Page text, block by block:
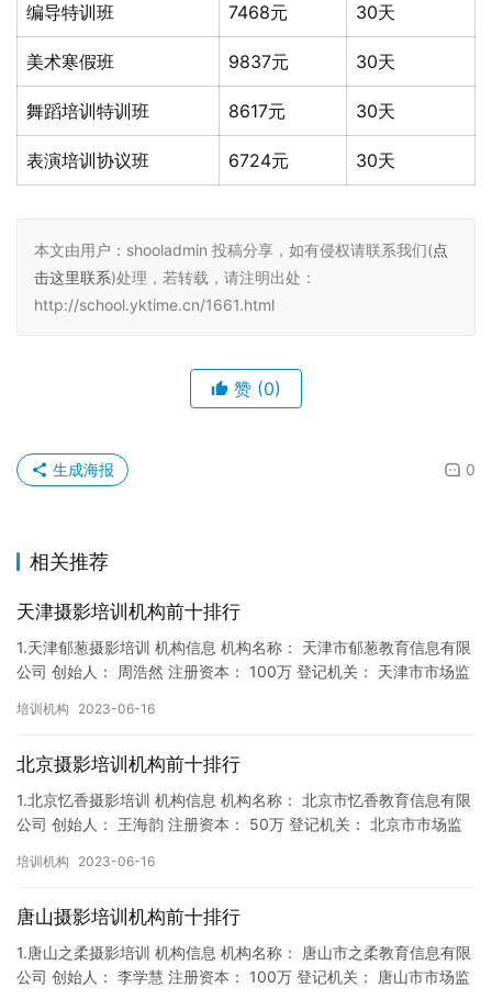
编导特训班 7468元 30天
美术寒假班 9837元 30天
舞蹈培训特训班 8617元 30天
表演培训协议班 6724元 30天
本文由用户：shooladmin 投稿分享，如有侵权请联系我们(点
击这里联系)处理，若转载，请注明出处：
http://school.yktime.cn/1661.html
赞 (0)
0
生成海报
相关推荐
天津摄影培训机构前十排行
1.天津郁葱摄影培训 机构信息 机构名称： 天津市郁葱教育信息有限
公司 创始人： 周浩然 注册资本： 100万 登记机关： 天津市市场监
培训机构 2023-06-16
北京摄影培训机构前十排行
1.北京忆香摄影培训 机构信息 机构名称： 北京市忆香教育信息有限
公司 创始人： 王海韵 注册资本： 50万 登记机关： 北京市市场监
培训机构 2023-06-16
唐山摄影培训机构前十排行
1.唐山之柔摄影培训 机构信息 机构名称： 唐山市之柔教育信息有限
公司 创始人： 李学慧 注册资本： 100万 登记机关： 唐山市市场监